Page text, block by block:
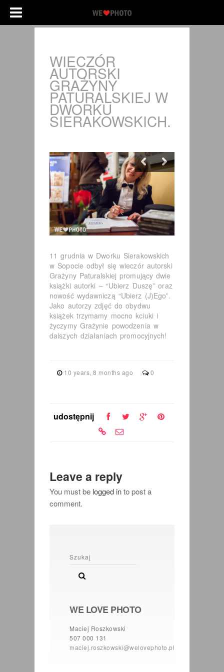
WIECZÓR
AUTORSKI
GRAŻYNY
PATURALSKIEJ W
DWORKU
SIERAKOWSKICH.
11 grudnia w Dworku Sierakowskich
w Sopocie odbył się wieczór autorski
Grażyny Paturalskiej promujący dwie
książki autorki – “Ubierz Duszę” oraz
nowość wydawniczą “Ubierz (J)Ego”.
Jako autorzy zdjęć do obydwu
książek trzymamy mocno kciuki i
życzymy Grażynie powodzenia w
dalszych działaniach promocyjnych!
10 years, 8 months ago 0
udostępnij
Leave a reply
You must be logged into post a
comment.
WE LOVE PHOTO
Maciej Roszkowski
507 000 131
maciej.roszkowski@welovephoto.pl